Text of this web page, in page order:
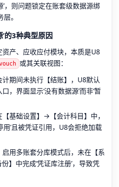
’，则问题锁定在账套级数据源绑
。
的3种典型原因
产、应收应付模块，本质是U8
或其关联视图：
计期间未执行【结账】，U8默认
，界面显示‘没有数据源’而非‘暂
【基础设置】→【会计科目】中，
用’且被凭证引用，U8会拒绝加载
启用多账套分库模式后，未在【系
】中完成‘凭证库注册’，导致凭